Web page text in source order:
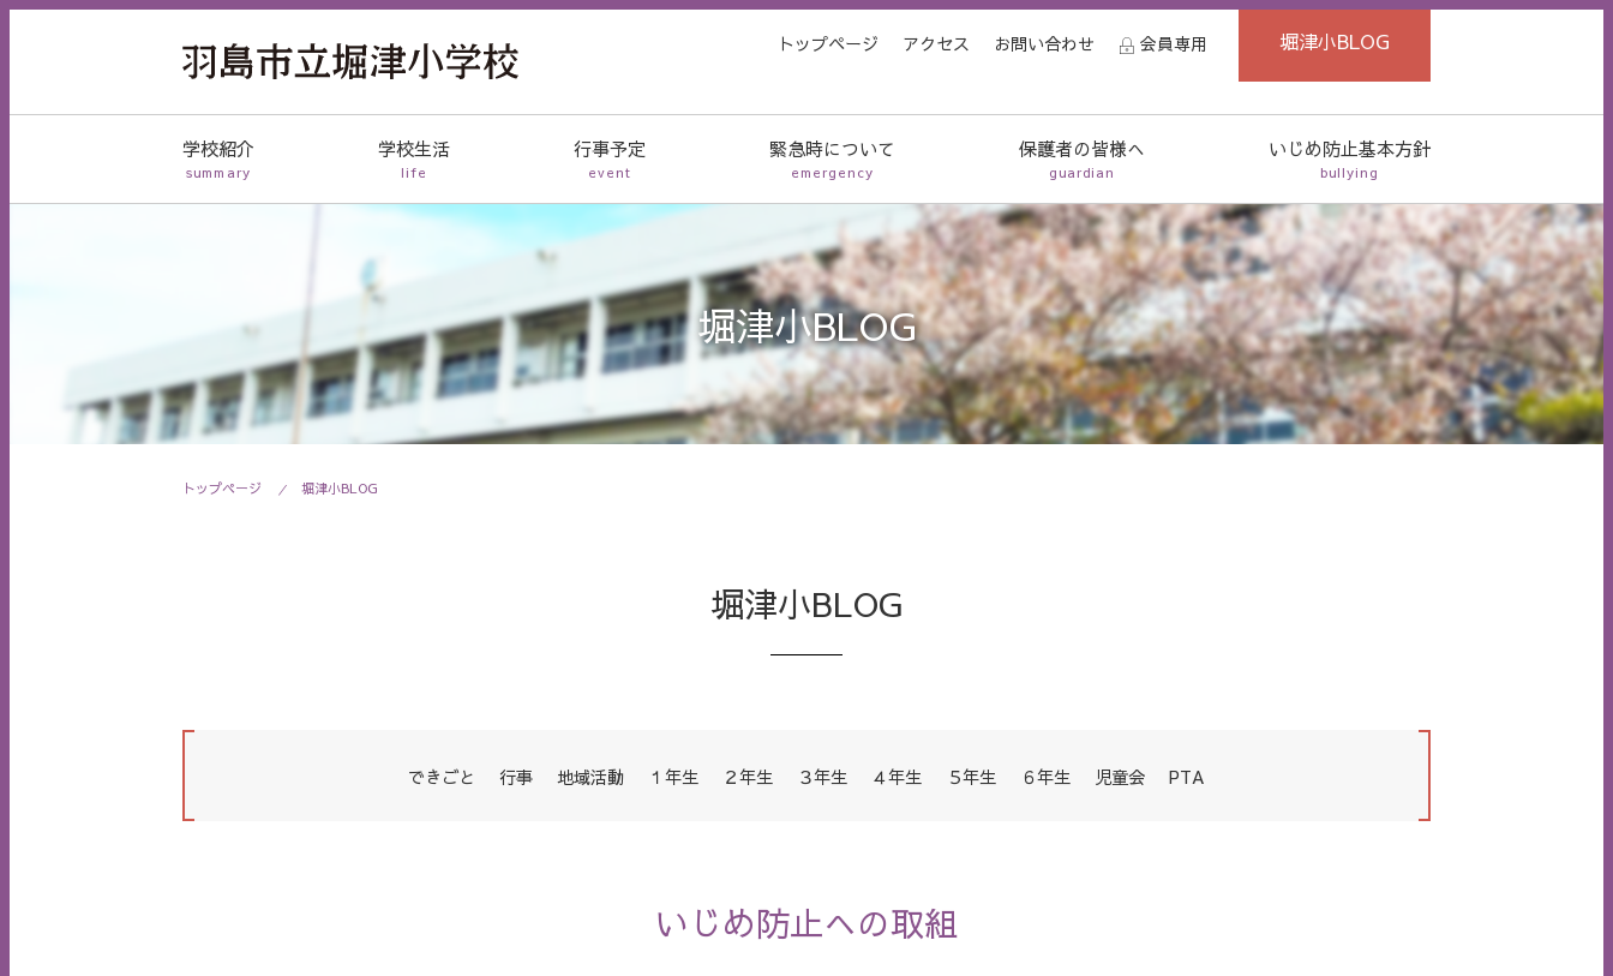
トップページ アクセス お問い合わせ 会員専用 堀津小BLOG
学校紹介
summary
学校生活
life
行事予定
event
緊急時について
emergency
保護者の皆様へ
guardian
いじめ防止基本方針
bullying
堀津小BLOG
トップページ 堀津小BLOG
堀津小BLOG
できごと 行事 地域活動 １年生 ２年生 ３年生 ４年生 ５年生 ６年生 児童会 PTA
いじめ防止への取組